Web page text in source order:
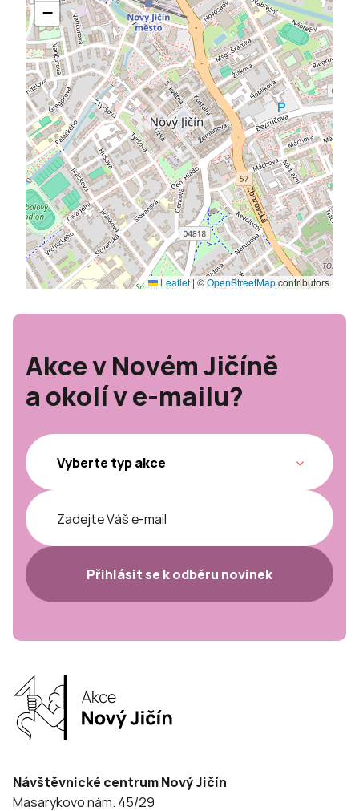
−
Leaflet |©OpenStreetMapcontributors
Akce v Novém Jičíně
a okolí v e-mailu?
Přihlásit se k odběru novinek
Návštěvnické centrum Nový Jičín
Masarykovo nám. 45/29